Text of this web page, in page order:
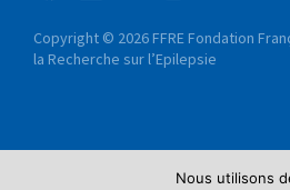
Copyright © 2026 FFRE Fondation
la Recherche sur l’Epilepsie
Nous utilisons